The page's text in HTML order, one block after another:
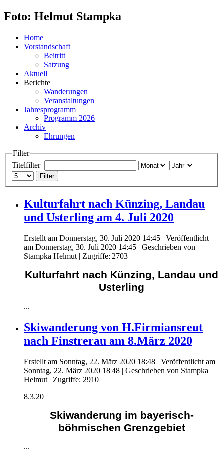
Foto: Helmut Stampka
Home
Vorstandschaft
Beitritt
Satzung
Aktuell
Berichte
Wanderungen
Veranstaltungen
Jahresprogramm
Programm 2026
Archiv
Ehrungen
Filter
Titelfilter
Filter
Kulturfahrt nach Künzing, Landau
und Usterling am 4. Juli 2020
Erstellt am Donnerstag, 30. Juli 2020 14:45 | Veröffentlicht
am Donnerstag, 30. Juli 2020 14:45 | Geschrieben von
Stampka Helmut | Zugriffe: 2703
Kulturfahrt nach Künzing, Landau und
Usterling
...
Skiwanderung von H.Firmiansreut
nach Finstrerau am 8.März 2020
Erstellt am Sonntag, 22. März 2020 18:48 | Veröffentlicht am
Sonntag, 22. März 2020 18:48 | Geschrieben von Stampka
Helmut | Zugriffe: 2910
8.3.20
Skiwanderung im bayerisch-
böhmischen Grenzgebiet
...